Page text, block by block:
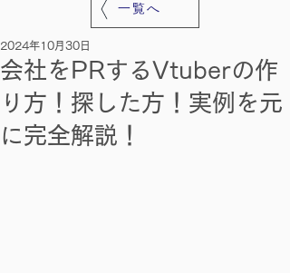
一覧へ
会社をPRするVtuberの作
り方！探した方！実例を元
に完全解説！
2024年10月30日